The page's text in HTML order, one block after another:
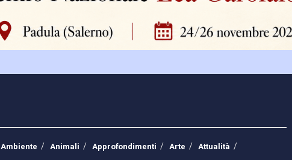
Ambiente Animali Approfondimenti Arte
Attualità